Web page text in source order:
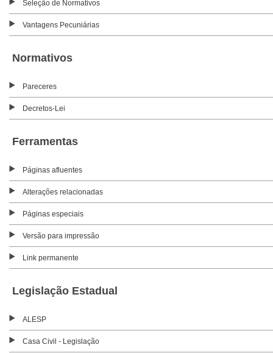
Seleção de Normativos
Vantagens Pecuniárias
Normativos
Pareceres
Decretos-Lei
Ferramentas
Páginas afluentes
Alterações relacionadas
Páginas especiais
Versão para impressão
Link permanente
Legislação Estadual
ALESP
Casa Civil - Legislação